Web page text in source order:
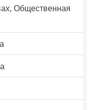
Общественная